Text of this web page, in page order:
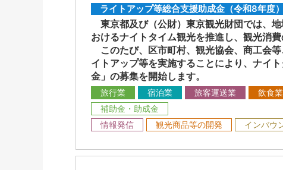
ライトアップ等総合支援助成金（令和8年度
東京都及び（公財）東京観光財団では、
おけるナイトタイム観光を推進し、観光消
このたび、区市町村、観光協会、商工会
イトアップ等を実施することにより、ナイ
金」の募集を開始します。
旅行業 宿泊業 旅客運送業 飲食業
補助金・助成金
情報発信
観光商品等の開発 インバウ